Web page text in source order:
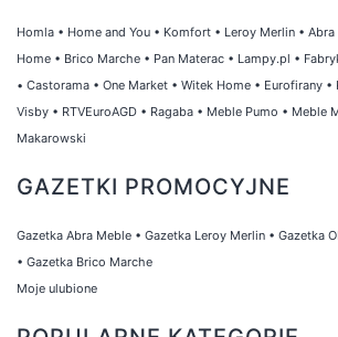
Homla • Home and You • Komfort • Leroy Merlin • Abra
Home • Brico Marche • Pan Materac • Lampy.pl •
• Castorama • One Market • Witek Home • Eurofirany •
Visby • RTVEuroAGD • Ragaba • Meble Pumo • Meble
Makarowski
GAZETKI PROMOCYJNE
Gazetka Abra Meble • Gazetka Leroy Merlin • Gazetka
• Gazetka Brico Marche
Moje ulubione